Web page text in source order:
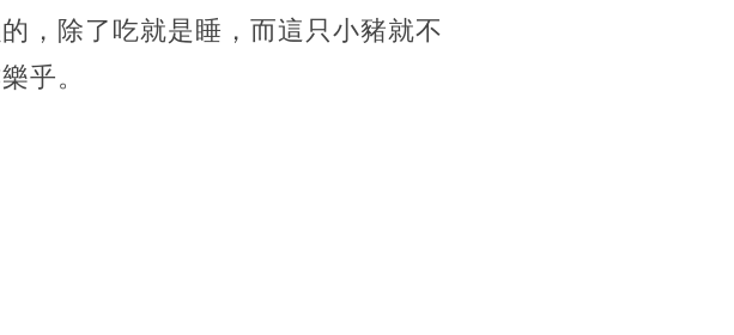
，除了吃就是睡，而這只小豬就不
乎。